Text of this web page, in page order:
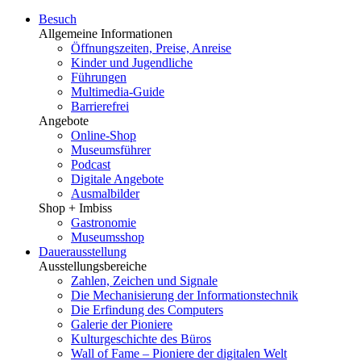
Besuch
Allgemeine Informationen
Öffnungszeiten, Preise, Anreise
Kinder und Jugendliche
Führungen
Multimedia-Guide
Barrierefrei
Angebote
Online-Shop
Museumsführer
Podcast
Digitale Angebote
Ausmalbilder
Shop + Imbiss
Gastronomie
Museumsshop
Dauerausstellung
Ausstellungsbereiche
Zahlen, Zeichen und Signale
Die Mechanisierung der Informationstechnik
Die Erfindung des Computers
Galerie der Pioniere
Kulturgeschichte des Büros
Wall of Fame – Pioniere der digitalen Welt